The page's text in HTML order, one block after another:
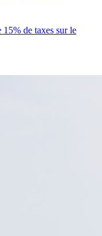
15% de taxes sur le